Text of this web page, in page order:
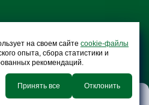
на своем сайте cookie-файлы
опыта, сбора статистики и
рекомендаций.
Принять все Отклонить